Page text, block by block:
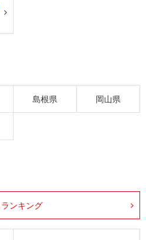
島根県 岡山県
ランキング